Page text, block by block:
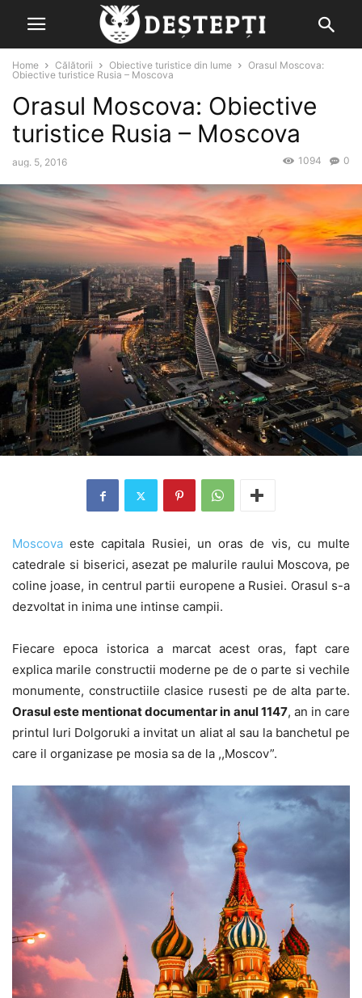
Home Călătorii Obiective turistice din lume
Orasul Moscova:
Obiective turistice Rusia – Moscova
Orasul Moscova: Obiective
turistice Rusia – Moscova
aug. 5, 2016 0
1094
Moscova este capitala Rusiei, un oras de vis, cu multe
catedrale si biserici, asezat pe malurile raului Moscova, pe
coline joase, in centrul partii europene a Rusiei. Orasul s-a
dezvoltat in inima une intinse campii.
Fiecare epoca istorica a marcat acest oras, fapt care
explica marile constructii moderne pe de o parte si vechile
monumente, constructiile clasice rusesti pe de alta parte.
Orasul este mentionat documentar in anul 1147, an in care
printul Iuri Dolgoruki a invitat un aliat al sau la banchetul pe
care il organizase pe mosia sa de la ,,Moscov”.